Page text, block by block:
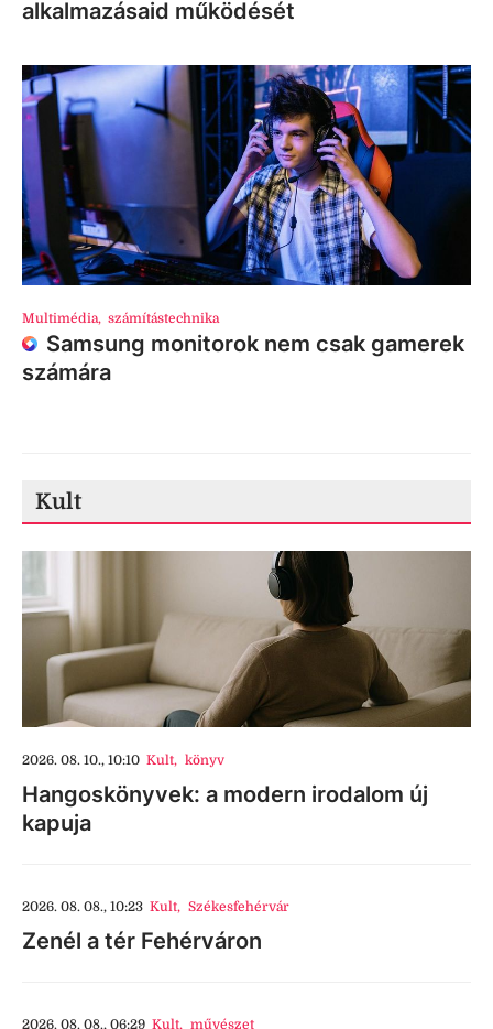
alkalmazásaid működését
Multimédia, számítástechnika
Samsung monitorok nem csak gamerek
számára
Kult
2026. 08. 10., 10:10 Kult, könyv
Hangoskönyvek: a modern irodalom új
kapuja
2026. 08. 08., 10:23 Kult, Székesfehérvár
Zenél a tér Fehérváron
2026. 08. 08., 06:29 Kult, művészet